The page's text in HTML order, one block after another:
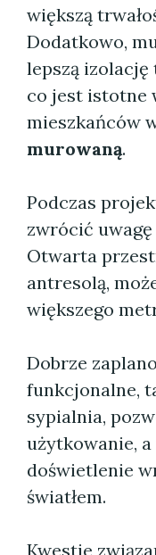
większą
Dodatkowo,
lepszą izolację
co jest istotne
mieszkańców
murowaną.
Podczas
zwrócić uwagę
Otwarta
antresolą,
większego
Dobrze
funkcjonalne,
sypialnia,
użytkowanie,
doświetlenie
światłem.
Kwestie